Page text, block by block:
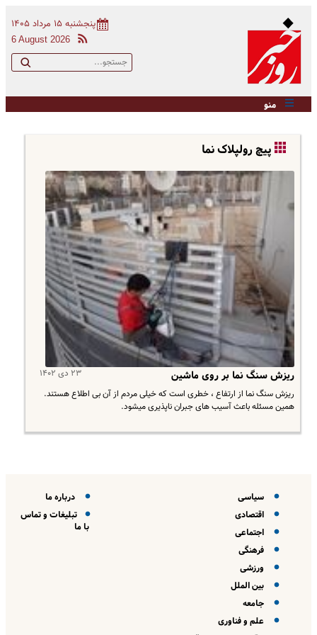
پنجشنبه ۱۵ مرداد ۱۴۰۵
6 August 2026
منو
پیچ رولپلاک نما
۲۳ دی ۱۴۰۲ ریزش سنگ نما بر روی ماشین
ریزش سنگ نما از ارتفاع ، خطری است که خیلی مردم از آن بی اطلاع هستند.
همین مسئله باعث آسیب های جبران ناپذیری میشود.
سیاسی
اقتصادی
اجتماعی
فرهنگی
ورزشی
بین الملل
جامعه
علم و فناوری
درباره ما
تبلیغات و تماس
با ما